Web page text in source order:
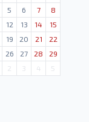
5 6 7
8
12 13 14
15
19 20 21
22
26 27 28
29
2 3 4 5